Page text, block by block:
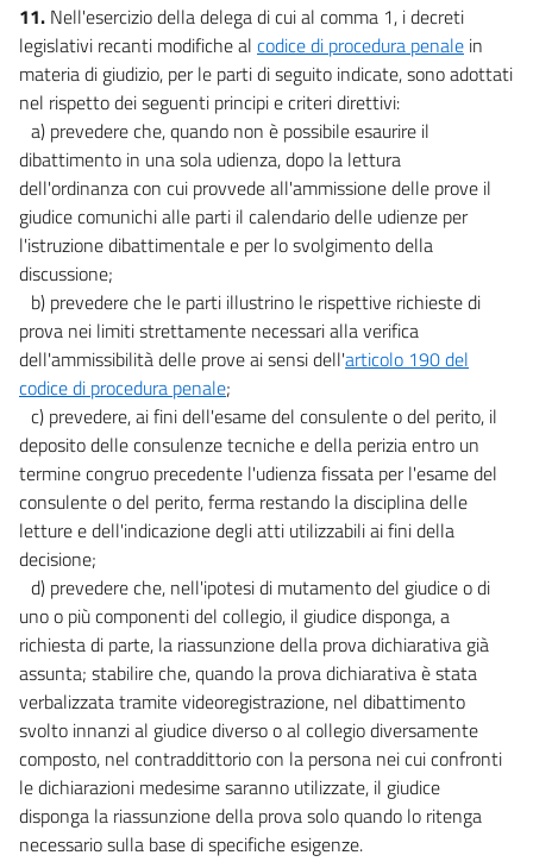
11. Nell'esercizio della delega di cui al comma 1, i decreti
legislativi recanti modifiche al codice di procedura penale in
materia di giudizio, per le parti di seguito indicate, sono adottati
nel rispetto dei seguenti principi e criteri direttivi:
a) prevedere che, quando non è possibile esaurire il
dibattimento in una sola udienza, dopo la lettura
dell'ordinanza con cui provvede all'ammissione delle prove il
giudice comunichi alle parti il calendario delle udienze per
l'istruzione dibattimentale e per lo svolgimento della
discussione;
b) prevedere che le parti illustrino le rispettive richieste di
prova nei limiti strettamente necessari alla verifica
dell'ammissibilità delle prove ai sensi dell'articolo 190 del
codice di procedura penale;
c) prevedere, ai fini dell'esame del consulente o del perito, il
deposito delle consulenze tecniche e della perizia entro un
termine congruo precedente l'udienza fissata per l'esame del
consulente o del perito, ferma restando la disciplina delle
letture e dell'indicazione degli atti utilizzabili ai fini della
decisione;
d) prevedere che, nell'ipotesi di mutamento del giudice o di
uno o più componenti del collegio, il giudice disponga, a
richiesta di parte, la riassunzione della prova dichiarativa già
assunta; stabilire che, quando la prova dichiarativa è stata
verbalizzata tramite videoregistrazione, nel dibattimento
svolto innanzi al giudice diverso o al collegio diversamente
composto, nel contraddittorio con la persona nei cui confronti
le dichiarazioni medesime saranno utilizzate, il giudice
disponga la riassunzione della prova solo quando lo ritenga
necessario sulla base di specifiche esigenze.